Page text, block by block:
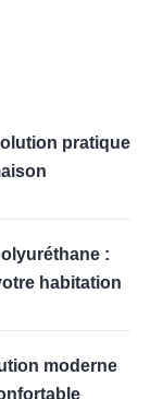
pratique
:
habitation
moderne